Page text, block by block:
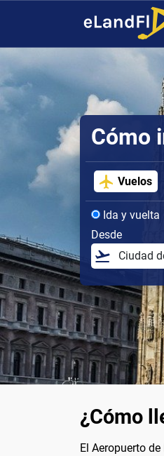
Cómo
Vuelos
Ida y vuelta
Desde
¿Cómo
El Aeropuerto